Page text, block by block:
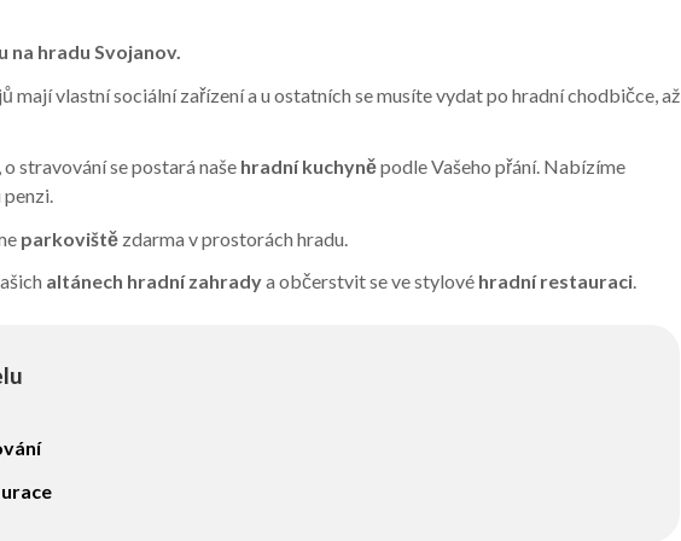
na hradu Svojanov.
mají vlastní sociální zařízení a u ostatních se musíte vydat po hradní chodbičce, až
stravování se postará naše hradní kuchyněpodle Vašeho přání. Nabízíme
penzi.
parkoviště zdarma v prostorách hradu.
altánech hradní zahradya občerstvit se ve stylové hradní restauraci.